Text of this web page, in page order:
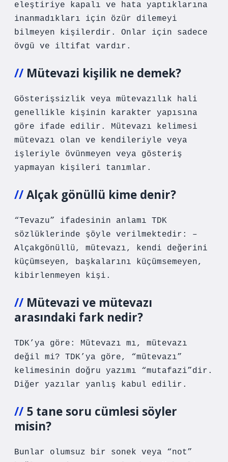
eleştiriye kapalı ve hata yaptıklarına
inanmadıkları için özür dilemeyi
bilmeyen kişilerdir. Onlar için sadece
övgü ve iltifat vardır.
Mütevazi kişilik ne demek?
Gösterişsizlik veya mütevazılık hali
genellikle kişinin karakter yapısına
göre ifade edilir. Mütevazı kelimesi
mütevazı olan ve kendileriyle veya
işleriyle övünmeyen veya gösteriş
yapmayan kişileri tanımlar.
Alçak gönüllü kime denir?
“Tevazu” ifadesinin anlamı TDK
sözlüklerinde şöyle verilmektedir: –
Alçakgönüllü, mütevazı, kendi değerini
küçümseyen, başkalarını küçümsemeyen,
kibirlenmeyen kişi.
Mütevazi ve mütevazı
arasındaki fark nedir?
TDK’ya göre: Mütevazı mı, mütevazı
değil mi? TDK’ya göre, “mütevazı”
kelimesinin doğru yazımı “mutafazi”dir.
Diğer yazılar yanlış kabul edilir.
5 tane soru cümlesi söyler
misin?
Bunlar olumsuz bir sonek veya “not”